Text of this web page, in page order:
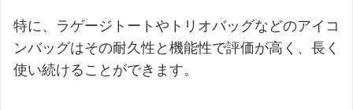
特に、ラゲージトートやトリオバッグなどのアイコ
ンバッグはその耐久性と機能性で評価が高く、長く
使い続けることができます。